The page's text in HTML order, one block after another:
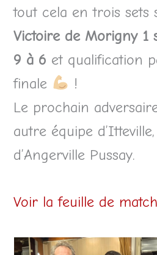
tout cela en trois sets
Victoire de Morigny 1
9 à 6 et qualification
finale
!
Le prochain
autre équipe
d’Angerville Pussay.
Voir la feuille de